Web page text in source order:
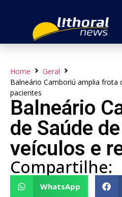
Home
Geral
Balneário Camboriú amplia frota
pacientes
Balneário
de Saúde
veículos e
Compartilhe:
WhatsApp